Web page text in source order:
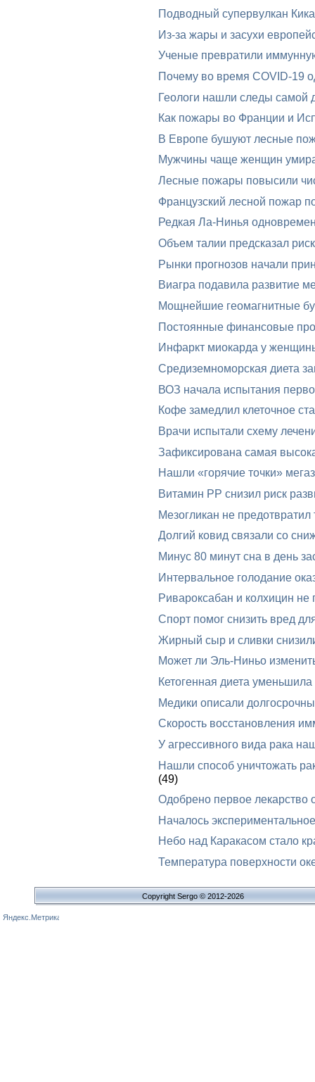
Подводный супервулкан
Из-за жары и засухи
Ученые превратили
Почему во время COVID-19
Геологи нашли следы самой
Как пожары во Франции и
В Европе бушуют лесные
Мужчины чаще женщин
Лесные пожары повысили
Французский лесной пожар
Редкая Ла-Нинья
Объем талии предсказал
Рынки прогнозов начали
Виагра подавила развитие
Мощнейшие геомагнитные
Постоянные финансовые
Инфаркт миокарда у
Средиземноморская диета
ВОЗ начала испытания
Кофе замедлил клеточное
Врачи испытали схему
Зафиксирована самая
Нашли «горячие точки»
Витамин PP снизил риск
Мезогликан не
Долгий ковид связали со
Минус 80 минут сна в день
Интервальное голодание
Ривароксабан и колхицин не
Спорт помог снизить вред
Жирный сыр и сливки
Может ли Эль-Ниньо
Кетогенная диета
Медики описали
Скорость восстановления
У агрессивного вида рака
Нашли способ уничтожать
(49)
Одобрено первое лекарство
Началось
Небо над Каракасом стало
Температура поверхности
Copyright Sergo © 2012-2026